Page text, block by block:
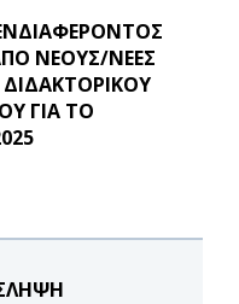
ΝΕΟΥΣ/ΝΕΕΣ
ΓΙΑ ΤΟ